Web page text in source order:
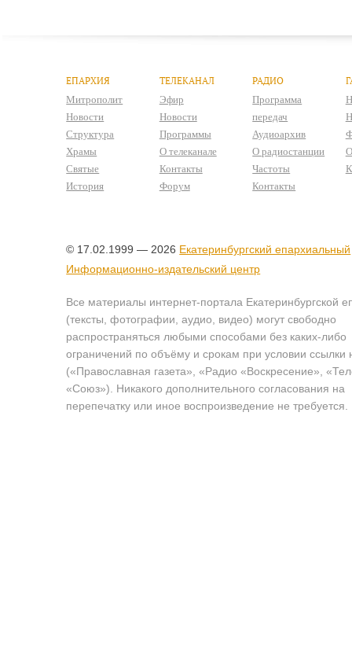
ЕПАРХИЯ
Митрополит
Новости
Структура
Храмы
Святые
История
ТЕЛЕКАНАЛ
Эфир
Новости
Программы
О телеканале
Контакты
Форум
РАДИО
Программа
передач
Аудиоархив
О радиостанции
Частоты
Контакты
© 17.02.1999 — 2026 Екатеринбургский епархиальный
Информационно-издательский центр
Все материалы интернет-портала Екатеринбургской
(тексты, фотографии, аудио, видео) могут свободно
распространяться любыми способами без каких-либо
ограничений по объёму и срокам при условии ссылки
(«Православная газета», «Радио «Воскресение»,
«Союз»). Никакого дополнительного согласования на
перепечатку или иное воспроизведение не требуется.